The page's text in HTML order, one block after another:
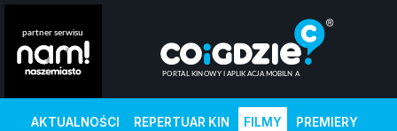
AKTUALNOŚCI REPERTUAR KIN FILMY PREMIERY